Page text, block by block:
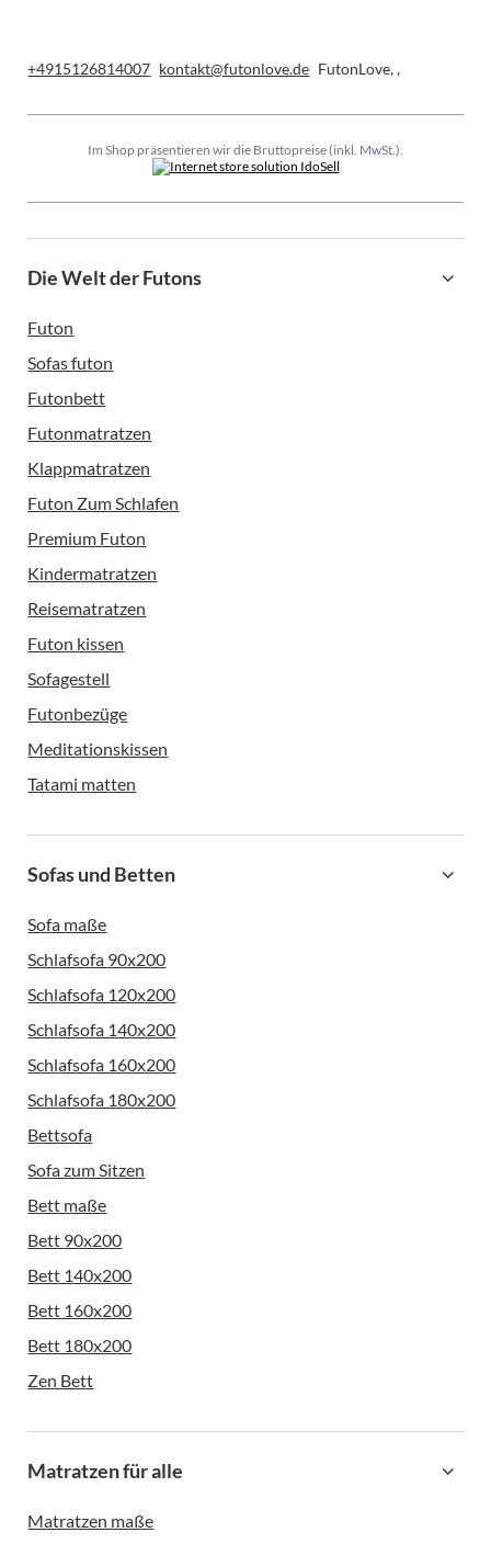
+4915126814007 kontakt@futonlove.de FutonLove,,
Im Shop präsentieren wir die Bruttopreise (inkl. MwSt.).
Die Welt der Futons
Futon
Sofas futon
Futonbett
Futonmatratzen
Klappmatratzen
Futon Zum Schlafen
Premium Futon
Kindermatratzen
Reisematratzen
Futon kissen
Sofagestell
Futonbezüge
Meditationskissen
Tatami matten
Sofas und Betten
Sofa maße
Schlafsofa 90x200
Schlafsofa 120x200
Schlafsofa 140x200
Schlafsofa 160x200
Schlafsofa 180x200
Bettsofa
Sofa zum Sitzen
Bett maße
Bett 90x200
Bett 140x200
Bett 160x200
Bett 180x200
Zen Bett
Matratzen für alle
Matratzen maße